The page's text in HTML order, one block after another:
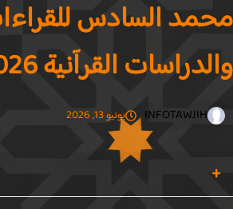
السادس
القرآنية 2026
INFOTAWJIH يونيو 13, 2026